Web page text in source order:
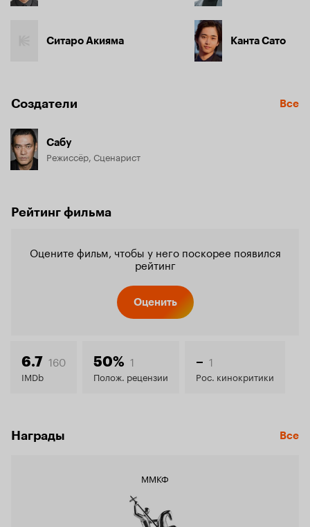
Ситаро Акияма Канта Сато
Создатели Все
Сабу
Режиссёр, Сценарист
Рейтинг фильма
Оцените фильм, чтобы у него поскорее появился
рейтинг
Оценить
6.7 160
IMDb
50% 1
Полож. рецензии
– 1
Рос. кинокритики
Награды Все
ММКФ